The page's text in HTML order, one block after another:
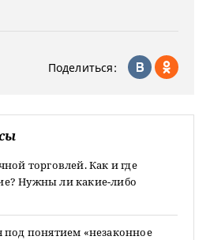
Поделиться:
торговлей. Как и где
Нужны ли какие-либо
под понятием «незаконное